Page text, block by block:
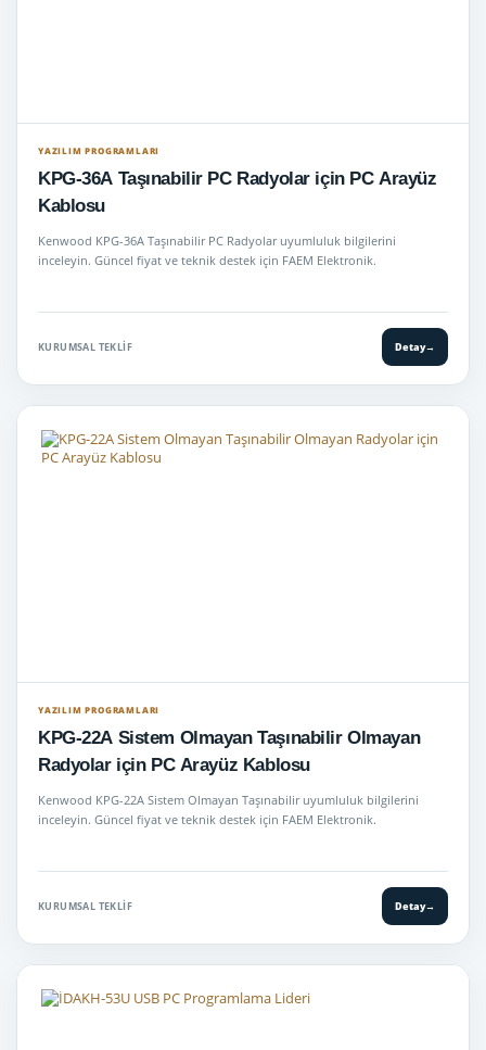
YAZILIM PROGRAMLARI
KPG-36A Taşınabilir PC Radyolar için PC Arayüz
Kablosu
Kenwood KPG-36A Taşınabilir PC Radyolar uyumluluk bilgilerini
inceleyin. Güncel fiyat ve teknik destek için FAEM Elektronik.
KURUMSAL TEKLIF Detay→
YAZILIM PROGRAMLARI
KPG-22A Sistem Olmayan Taşınabilir Olmayan
Radyolar için PC Arayüz Kablosu
Kenwood KPG-22A Sistem Olmayan Taşınabilir uyumluluk bilgilerini
inceleyin. Güncel fiyat ve teknik destek için FAEM Elektronik.
KURUMSAL TEKLIF Detay→